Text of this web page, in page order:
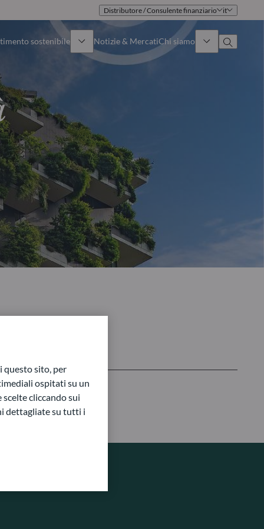
Distributore / Consulente finanziario it
sostenibile
Approccio
Pubblicazioni
Notizie & MercatiChi siamo
Conttati
questo sito, per
ospitati su un
cliccando sui
dettagliate su tutti i